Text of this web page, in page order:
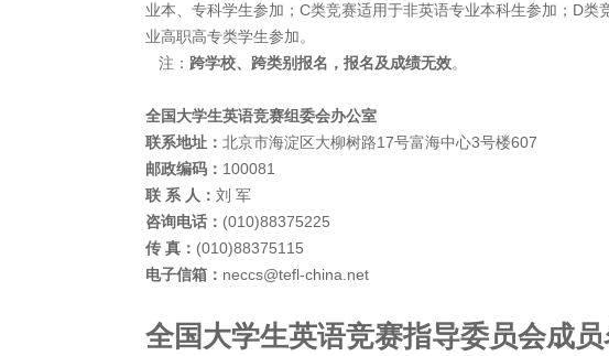
业本、专科学生参加；C类竞赛适用于非英语专业本科生参加；D
业高职高专类学生参加。
注： 跨学校、跨类别报名，报名及成绩无效。
全国大学生英语竞赛组委会办公室
联系地址： 北京市海淀区大柳树路17号富海中心3号楼607
邮政编码： 100081
联 系 人： 刘 军
咨询电话： (010)88375225
传 真： (010)88375115
电子信箱： neccs@tefl-china.net
全国大学生英语竞赛指导委员会成